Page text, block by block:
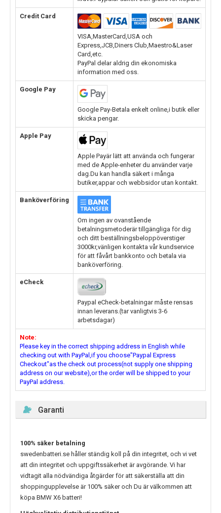
Credit Card
VISA,MasterCard,USA och
Express,JCB,Diners Club,Maestro&Laser
Card,etc.
PayPal delar aldrig din ekonomiska
information med oss.
Google Pay
Google Pay-Betala enkelt online,i butik eller
skicka pengar.
Apple Pay
Apple Payär lätt att använda och fungerar
med de Apple-enheter du använder varje
dag.Du kan handla säkert i många
butiker,appar och webbsidor utan kontakt.
Banköverföring
Om ingen av ovanstående
betalningsmetoderär tillgängliga för dig
och ditt beställningsbeloppöverstiger
3000kr,vänligen kontakta vår kundservice
för att fåvårt bankkonto och betala via
banköverföring.
eCheck
Paypal eCheck-betalningar måste rensas
innan leverans.(tar vanligtvis 3-6
arbetsdagar)
Note:
Please key in the correct shipping address in English while
checking out with PayPal,if you choose"Paypal Express
Checkout"as the check out process(not supply one shipping
address on our website),or the order will be shipped to your
PayPal address.
Garanti
100% säker betalning
swedenbatteri.se håller ständig koll på din integritet, och vi vet
att din integritet och uppgiftssäkerhet är avgörande. Vi har
vidtagit alla nödvändiga åtgärder för att säkerställa att din
shoppingupplevelse är 100% säker och Du är välkommen att
köpa BMW X6 batteri!